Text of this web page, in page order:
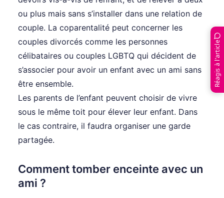
ou plus mais sans s’installer dans une relation de
couple. La coparentalité peut concerner les
couples divorcés comme les personnes
célibataires ou couples LGBTQ qui décident de
s’associer pour avoir un enfant avec un ami sans
être ensemble.
Les parents de l’enfant peuvent choisir de vivre
sous le même toit pour élever leur enfant. Dans
le cas contraire, il faudra organiser une garde
partagée.
Comment tomber enceinte avec un
ami ?
Réagis à l’article